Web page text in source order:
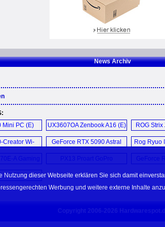
News Archiv
Mini PC (E) UX3607OA Zenbook A16 (E)
ROG
Creator Wi-
GeForce RTX 5090 Astral
Liquid OC (E)
Rog Ryuo
A Gaming
Neo (E)
PX13 Proart GoPro
GeForce
ASUS ...
Copyright 2006-2026
dieser Webseite erklären Sie sich damit
Werbung und weitere externe Inhalte